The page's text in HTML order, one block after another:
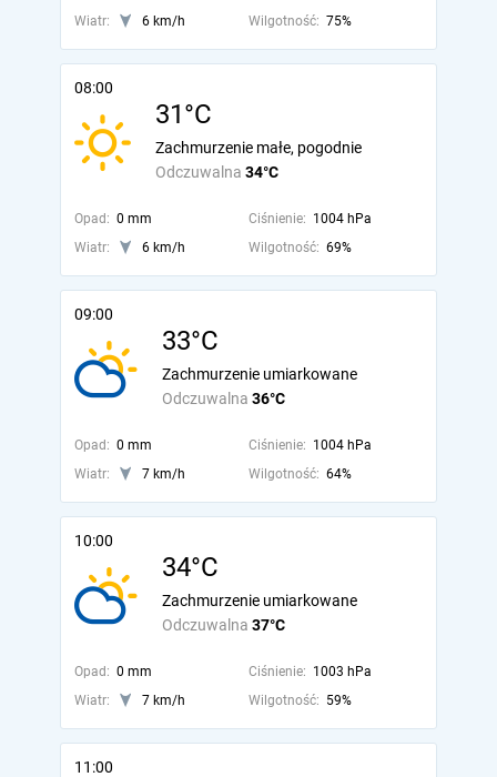
Wiatr: 6 km/h Wilgotność: 75%
08:00
31°C
Odczuwalna 34°C
Zachmurzenie małe, pogodnie
Opad: 0 mm Ciśnienie: 1004 hPa
Wiatr:
6 km/h Wilgotność: 69%
09:00
33°C
Odczuwalna 36°C
Zachmurzenie umiarkowane
Opad: 0 mm Ciśnienie: 1004 hPa
Wiatr:
7 km/h Wilgotność: 64%
10:00
34°C
Odczuwalna 37°C
Zachmurzenie umiarkowane
Opad: 0 mm Ciśnienie: 1003 hPa
Wiatr:
7 km/h Wilgotność: 59%
11:00